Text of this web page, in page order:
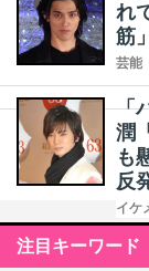
れ
筋
芸能
「
潤
も
反
イケ
注目キーワード